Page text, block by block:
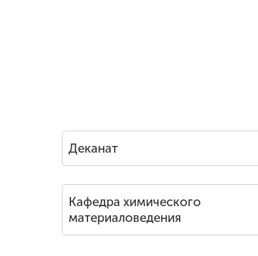
Деканат
Кафедра химического
материаловедения